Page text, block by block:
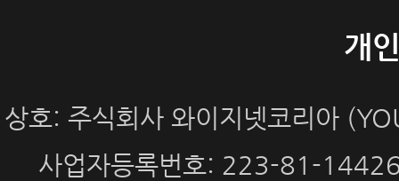
개
상호: 주식회사 와이지넷코리아
사업자등록번호: 223-81-